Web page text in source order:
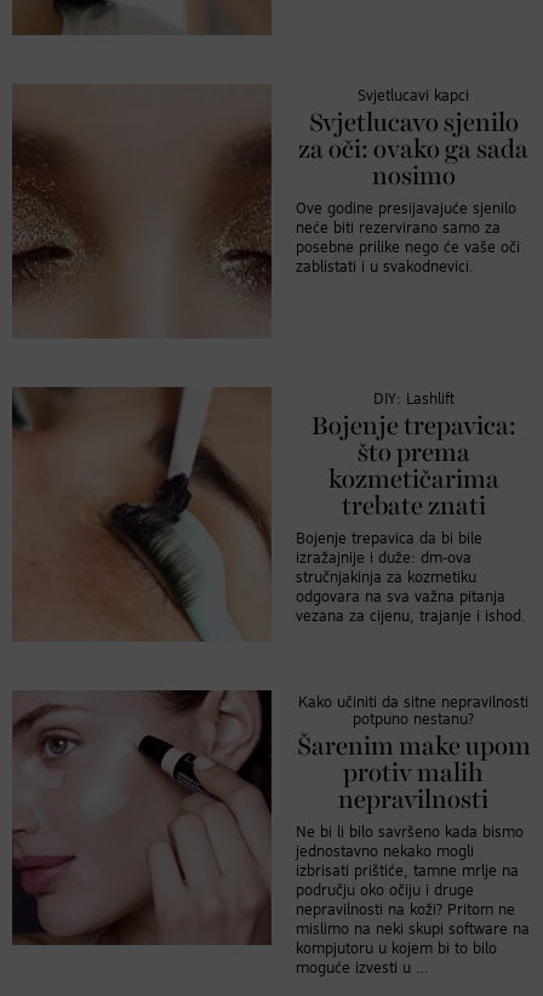
Svjetlucavi kapci
Svjetlucavo sjenilo
za oči: ovako ga sada
nosimo
Ove godine presijavajuće sjenilo
neće biti rezervirano samo za
posebne prilike nego će vaše oči
zablistati i u svakodnevici.
DIY: Lashlift
Bojenje trepavica:
što prema
kozmetičarima
trebate znati
Bojenje trepavica da bi bile
izražajnije i duže: dm-ova
stručnjakinja za kozmetiku
odgovara na sva važna pitanja
vezana za cijenu, trajanje i ishod.
Kako učiniti da sitne nepravilnosti
potpuno nestanu?
Šarenim make upom
protiv malih
nepravilnosti
Ne bi li bilo savršeno kada bismo
jednostavno nekako mogli
izbrisati prištiće, tamne mrlje na
području oko očiju i druge
nepravilnosti na koži? Pritom ne
mislimo na neki skupi software na
kompjutoru u kojem bi to bilo
moguće izvesti u …